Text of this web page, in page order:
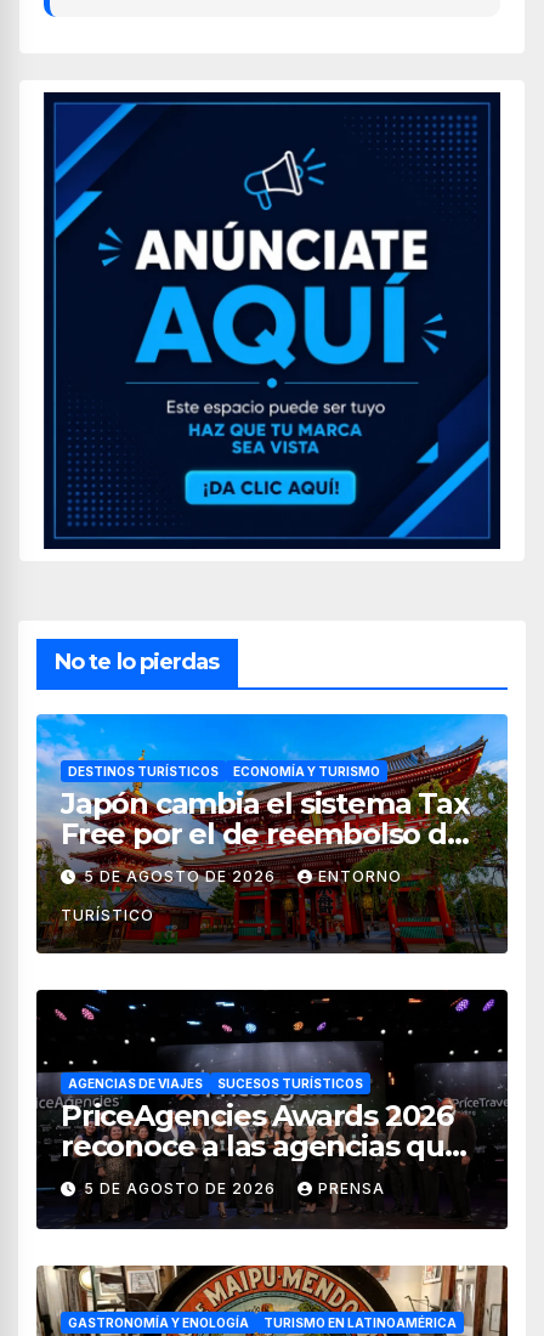
No te lo pierdas
DESTINOS TURÍSTICOS ECONOMÍA Y TURISMO
Japón cambia el sistema Tax
Free por el de reembolso de
impuestos desde noviembre
de 2026
5 DE AGOSTO DE 2026 ENTORNO
TURÍSTICO
AGENCIAS DE VIAJES SUCESOS TURÍSTICOS
PriceAgencies Awards 2026
reconoce a las agencias que
impulsan el crecimiento del
turismo en México
5 DE AGOSTO DE 2026 PRENSA
GASTRONOMÍA Y ENOLOGÍA TURISMO EN LATINOAMÉRICA